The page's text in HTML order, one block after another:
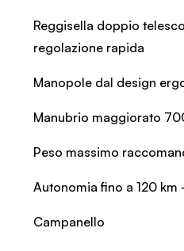
Reggisella doppio
regolazione rapida
Manopole dal design
Manubrio maggiorato
Peso massimo
Autonomia fino a 120 km
Campanello